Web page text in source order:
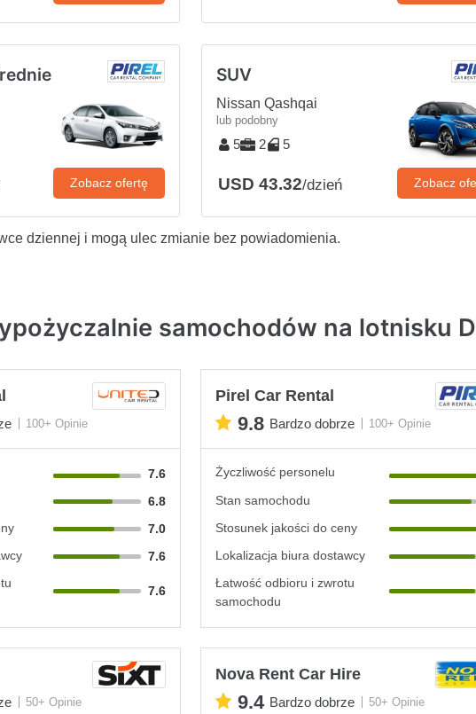
Zobacz ofertę
SUV
Nissan Qashqai
lub podobny
5 2 5
USD 43.32/dzień Zobacz
dziennej i mogą ulec zmianie bez powiadomienia.
samochodów na lotnisku
100+ Opinie
7.6
6.8
7.0
7.6
7.6
Pirel Car Rental
9.8 Bardzo dobrze 100+ Opinie
Życzliwość personelu
Stan samochodu
Stosunek jakości do ceny
Lokalizacja biura dostawcy
Łatwość odbioru i zwrotu
samochodu
50+ Opinie
Nova Rent Car Hire
9.4 Bardzo dobrze 50+ Opinie